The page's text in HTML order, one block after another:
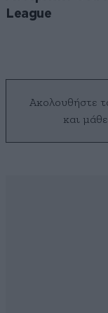
League
Ακολουθήστε
και